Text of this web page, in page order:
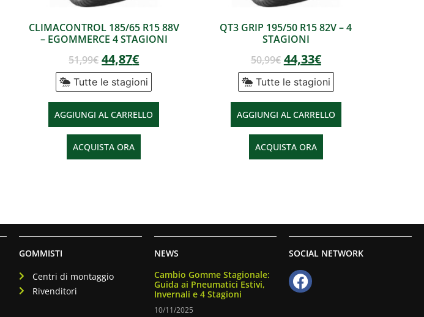
CLIMACONTROL 185/65 R15 88V
– EGOMMERCE 4 STAGIONI
51,99€ 44,87€
Tutte le stagioni
AGGIUNGI AL CARRELLO
ACQUISTA ORA
QT3 GRIP 195/50 R15 82V – 4
STAGIONI
50,99€ 44,33€
Tutte le stagioni
AGGIUNGI AL CARRELLO
ACQUISTA ORA
GOMMISTI
Centri di montaggio
Rivenditori
NEWS
Cambio Gomme Stagionale:
Guida ai Pneumatici Estivi,
Invernali e 4 Stagioni
10/11/2025
SOCIAL NETWORK